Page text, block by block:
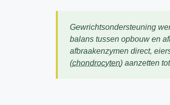
Gewrichtsondersteuning
balans tussen opbouw en
afbraakenzymen direct,
(chondrocyten) aanzetten